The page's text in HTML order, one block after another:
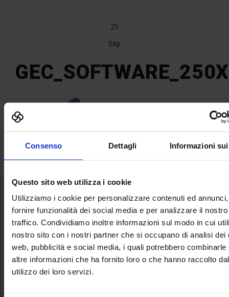
Consenso Dettagli Informazioni
Questo sito web utilizza i cookie
Utilizziamo i cookie per personalizzare contenuti ed
fornire funzionalità dei social media e per analizzare il nostro
traffico. Condividiamo inoltre informazioni sul modo in cui
nostro sito con i nostri partner che si occupano di analisi dei
web, pubblicità e social media, i quali potrebbero combinarle
altre informazioni che ha fornito loro o che hanno raccolto
utilizzo dei loro servizi.
25
Sep
Senaf srl
Via Eritrea 21/A
20157 | Milano | Italia
+ 39 02.332039460
Project and management